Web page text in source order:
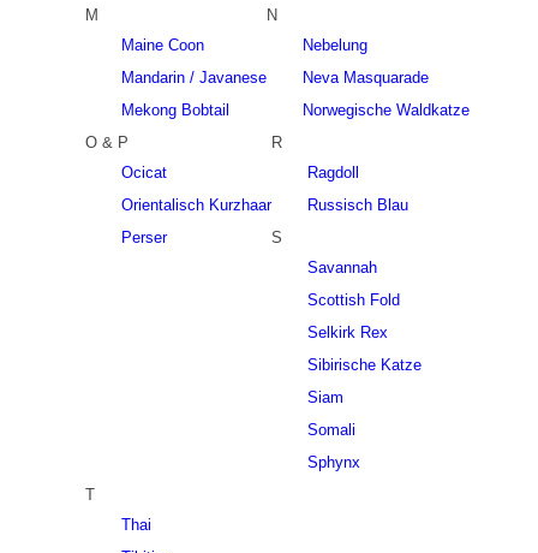
M
Maine Coon
Mandarin / Javanese
Mekong Bobtail
N
Nebelung
Neva Masquarade
Norwegische Waldkatze
O & P
Ocicat
Orientalisch Kurzhaar
Perser
R
Ragdoll
Russisch Blau
S
Savannah
Scottish Fold
Selkirk Rex
Sibirische Katze
Siam
Somali
Sphynx
T
Thai